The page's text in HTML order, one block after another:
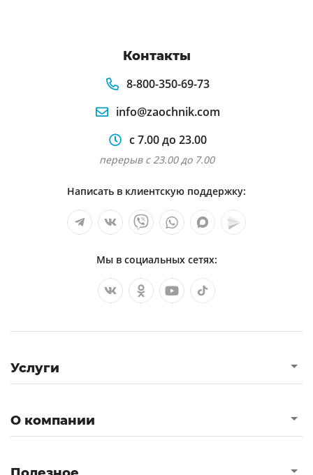
Контакты
8-800-350-69-73
info@zaochnik.com
с 7.00 до 23.00
перерыв с 23.00 до 7.00
Написать в клиентскую поддержку:
Мы в социальных сетях:
Услуги
О компании